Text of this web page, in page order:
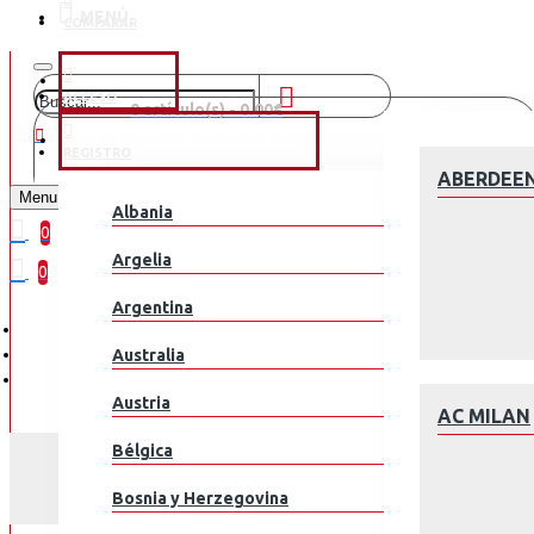
0 artículo(s) - 0.00€
CLUBES
AC MILAN
Albania
Argelia
Argentina
Australia
Austria
Bélgica
Bosnia y Herzegovina
ACCESO
Menu
0
0